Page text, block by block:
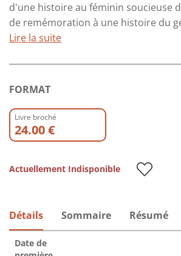
d'une histoire au féminin soucieuse
de remémoration à une histoire du
Lire la suite
FORMAT
Livre broché
24.00 €
Actuellement Indisponible
Détails Sommaire Résumé
Date de